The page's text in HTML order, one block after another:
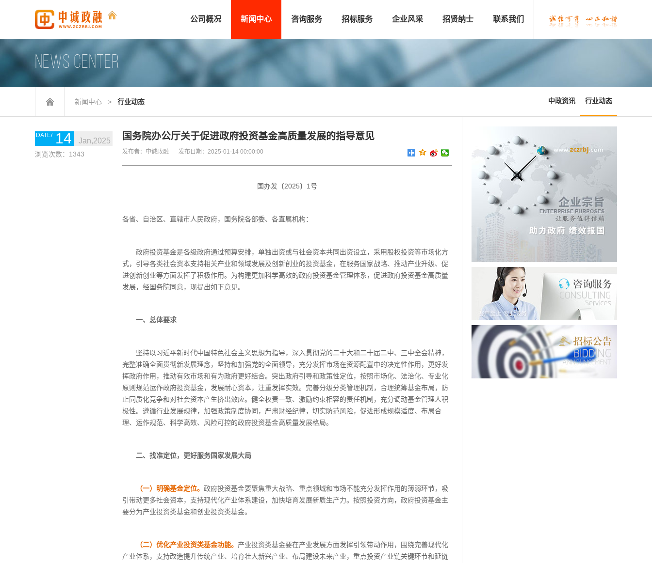
公司概况 新闻中心 咨询服务 招标服务 企业风采 招贤纳士 联系我们
NEWS CENTER
新闻中心 > 行业动态 行业动态
中政资讯
14 Jan,2025
浏览次数：1343
国务院办公厅关于促进政府投资基金高质量发展的指导意见
发布者：中诚政融 发布日期：2025-01-14 00:00:00
国办发〔2025〕 1 号
各省、自治区、直辖市人民政府，国务院各部委、各直属机构：
政府投资基金是各级政府通过预算安排，单独出资或与社会资本共同出资设立，采用股权投资等市场化方
式，引导各类社会资本支持相关产业和领域发展及创新创业的投资基金，在服务国家战略、推动产业升级、促
进创新创业等方面发挥了积极作用。为构建更加科学高效的政府投资基金管理体系，促进政府投资基金高质量
发展，经国务院同意，现提出如下意见。
一、总体要求
坚持以习近平新时代中国特色社会主义思想为指导，深入贯彻党的二十大和二十届二中、三中全会精神，
完整准确全面贯彻新发展理念，坚持和加强党的全面领导，充分发挥市场在资源配置中的决定性作用，更好发
挥政府作用，推动有效市场和有为政府更好结合。突出政府引导和政策性定位，按照市场化、法治化、专业化
原则规范运作政府投资基金，发展耐心资本，注重发挥实效。完善分级分类管理机制，合理统筹基金布局，防
止同质化竞争和对社会资本产生挤出效应。健全权责一致、激励约束相容的责任机制，充分调动基金管理人积
极性。遵循行业发展规律，加强政策制度协同，严肃财经纪律，切实防范风险，促进形成规模适度、布局合
理、运作规范、科学高效、风险可控的政府投资基金高质量发展格局。
二、找准定位，更好服务国家发展大局
（一）明确基金定位。 政府投资基金要聚焦重大战略、重点领域和市场不能充分发挥作用的薄弱环节，吸
引带动更多社会资本，支持现代化产业体系建设，加快培育发展新质生产力。按照投资方向，政府投资基金主
要分为产业投资类基金和创业投资类基金。
（二）优化产业投资类基金功能。 产业投资类基金要在产业发展方面发挥引领带动作用，围绕完善现代化
产业体系，支持改造提升传统产业、培育壮大新兴产业、布局建设未来产业，重点投资产业链关键环节和延链